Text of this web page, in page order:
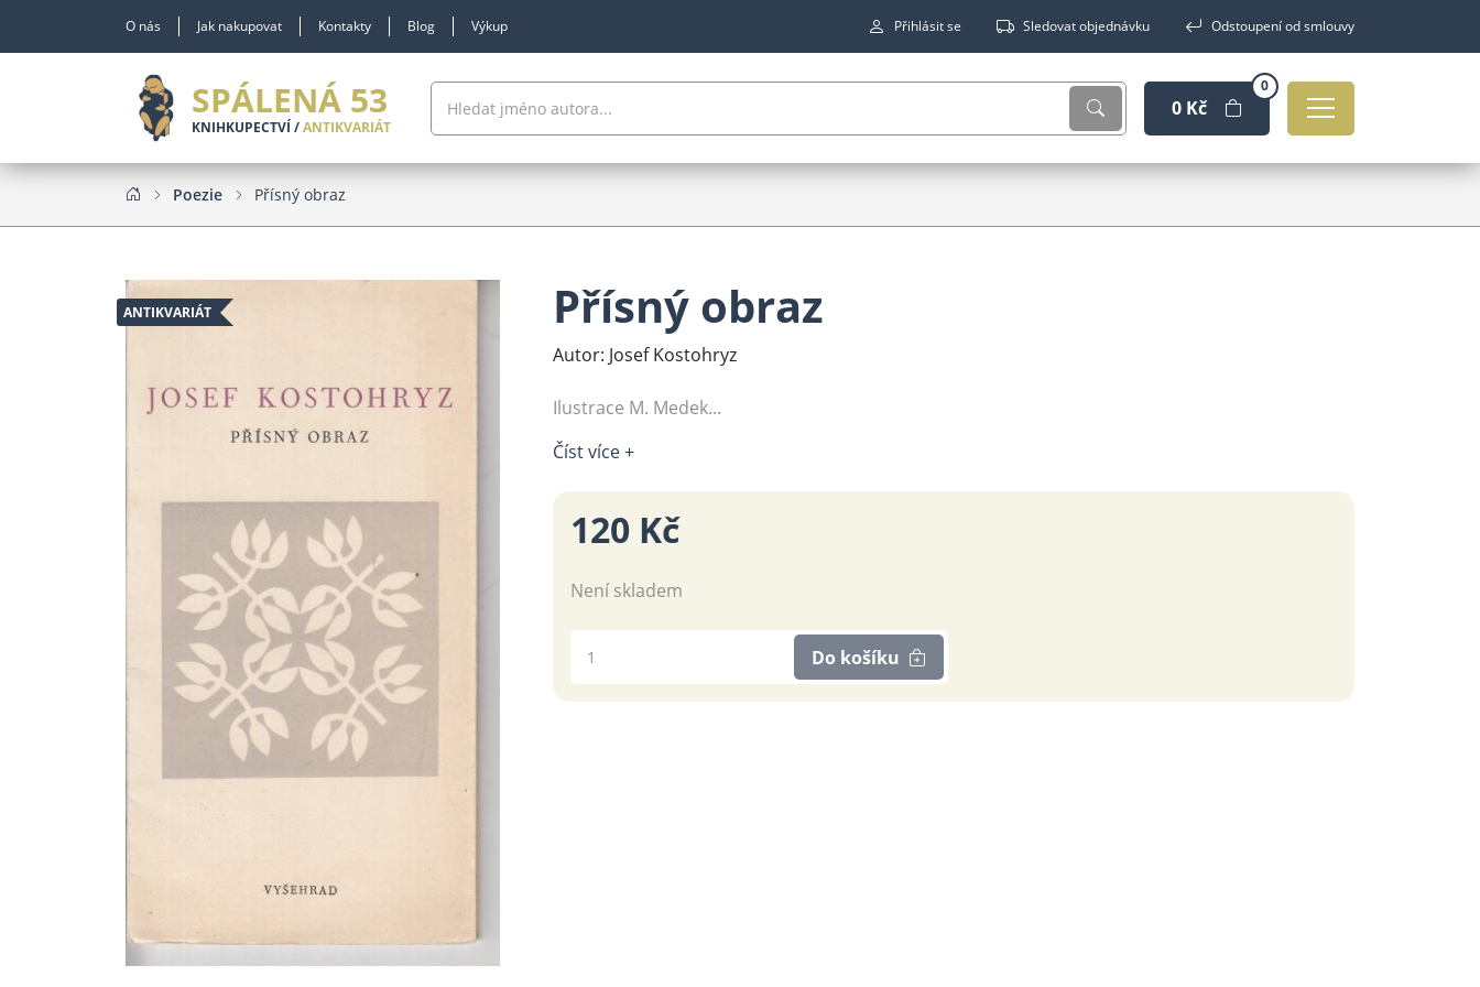
O nás Jak nakupovat Kontakty Blog Výkup Přihlásit se Sledovat objednávku Odstoupení od smlouvy
SPÁLENÁ 53
KNIHKUPECTVÍ /ANTIKVARIÁT
0 Kč
0
Poezie Přísný obraz
ANTIKVARIÁT Přísný obraz
Autor: Josef Kostohryz
Ilustrace M. Medek...
Číst více +
120 Kč
Není skladem
Do košíku